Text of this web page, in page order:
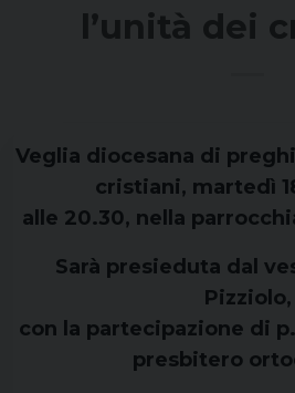
l’unità dei
Veglia diocesana di
cristiani, martedì
alle 20.30, nella
Sarà presieduta dal
Pizziolo,
con la partecipazione di
presbitero